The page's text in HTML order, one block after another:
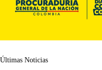
Últimas Noticias